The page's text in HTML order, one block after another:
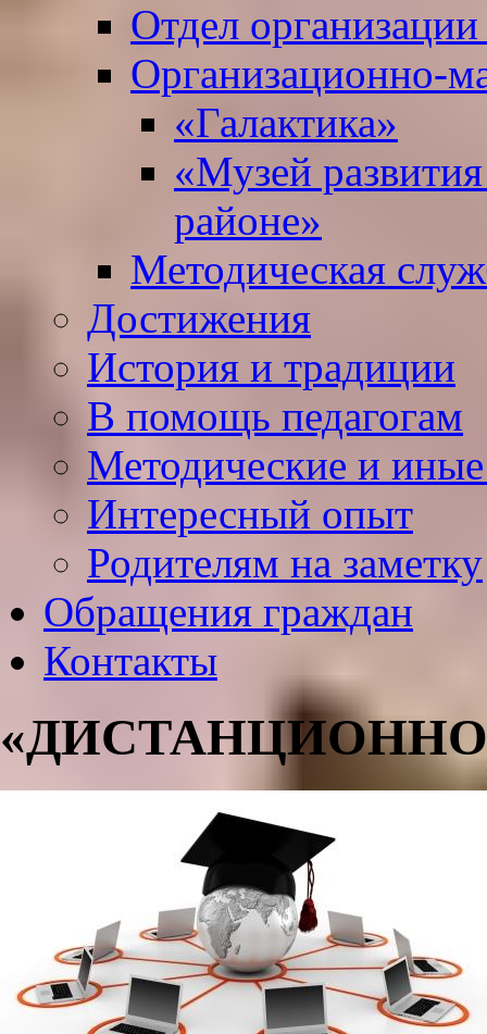
Отдел
Организационно-
«Галактика»
«Музей
районе»
Методическая
Достижения
История и традиции
В помощь педагогам
Методические и
Интересный опыт
Родителям на заметку
Обращения граждан
Контакты